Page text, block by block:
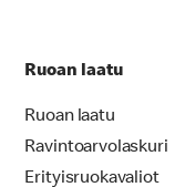
Ruoan laatu
Ruoan laatu
Ravintoarvolaskuri
Erityisruokavaliot